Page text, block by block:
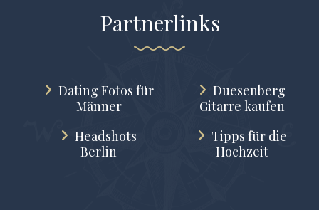
Partnerlinks
Dating Fotos für
Männer
Headshots
Berlin
Duesenberg
Gitarre kaufen
Tipps für die
Hochzeit